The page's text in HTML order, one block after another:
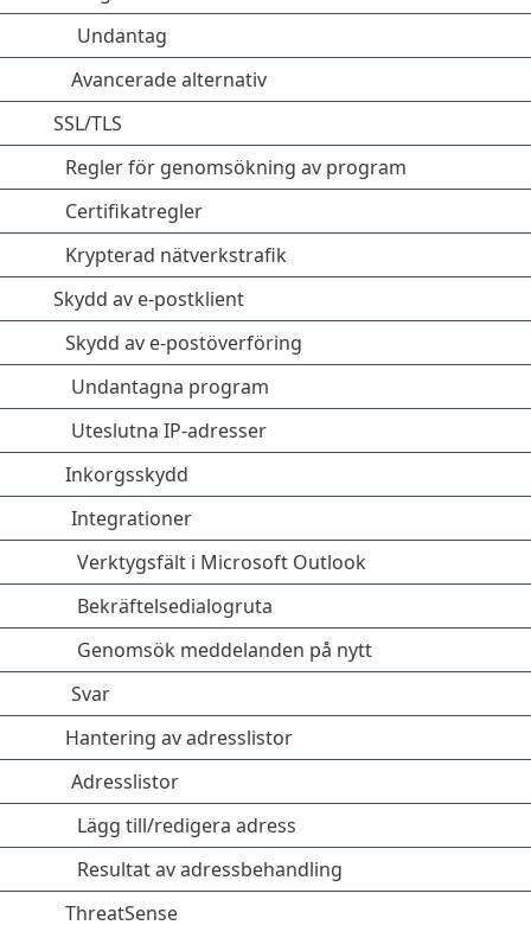
Undantag
Avancerade alternativ
SSL/TLS
Regler för genomsökning av program
Certifikatregler
Krypterad nätverkstrafik
Skydd av e-postklient
Skydd av e-postöverföring
Undantagna program
Uteslutna IP-adresser
Inkorgsskydd
Integrationer
Verktygsfält i Microsoft Outlook
Bekräftelsedialogruta
Genomsök meddelanden på nytt
Svar
Hantering av adresslistor
Adresslistor
Lägg till/redigera adress
Resultat av adressbehandling
ThreatSense